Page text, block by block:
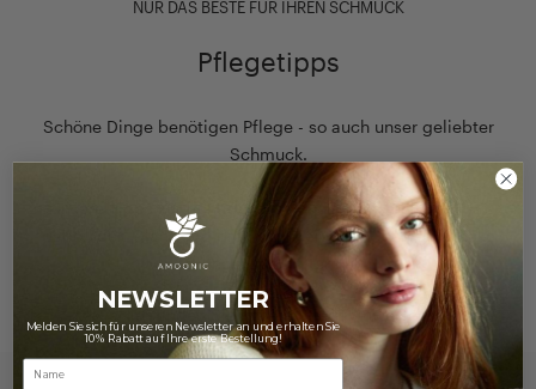
NUR DAS BESTE FÜR IHREN SCHMUCK
Pflegetipps
Schöne Dinge benötigen Pflege - so auch unser geliebter
Schmuck.
Unsere Tipps zur richtigen Schmuckpflege helfen Ihnen
dabei, den Glanz und die Schönheit Ihrer Schmuckstücke
lange zu erhalten!
Hier finden Sie unsere Pflegehinweise
NEWSLETTER
Melden Sie sich für unseren Newsletter an und erhalten Sie
10% Rabatt auf Ihre erste Bestellung!